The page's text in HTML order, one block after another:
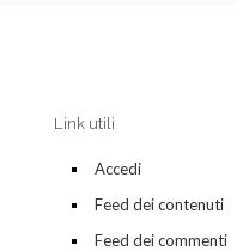
Link utili
Accedi
Feed dei contenuti
Feed dei commenti